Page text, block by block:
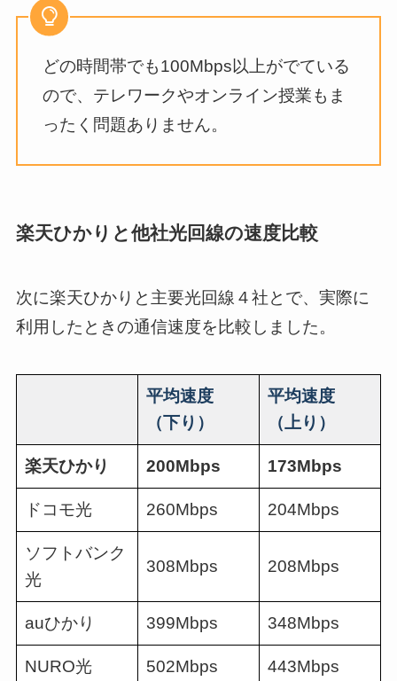
どの時間帯でも100Mbps以上がでている
ので、テレワークやオンライン授業もま
ったく問題ありません。
楽天ひかりと他社光回線の速度比較
次に楽天ひかりと主要光回線４社とで、実際に
利用したときの通信速度を比較しました。
平均速度
（下り）
平均速度
（上り）
楽天ひかり 200Mbps 173Mbps
ドコモ光 260Mbps 204Mbps
ソフトバンク
光
308Mbps 208Mbps
auひかり 399Mbps 348Mbps
NURO光 502Mbps 443Mbps